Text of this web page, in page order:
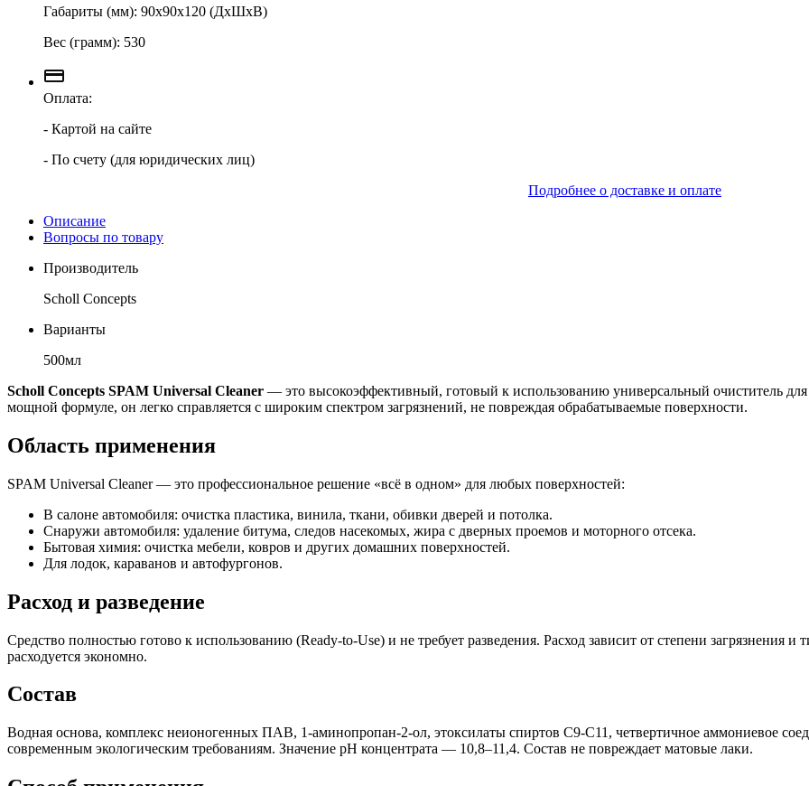
Габариты (мм): 90х90х120 (ДхШхВ)
Вес (грамм): 530
Оплата:
- Картой на сайте
- По счету (для юридических лиц)
Подробнее о доставке и оплате
Описание
Вопросы по товару
Производитель
Scholl Concepts
Варианты
500мл
Scholl Concepts SPAM Universal Cleaner — это высокоэффективный, готовый к использованию универсальный очиститель
мощной формуле, он легко справляется с широким спектром загрязнений, не повреждая обрабатываемые поверхности.
Область применения
SPAM Universal Cleaner — это профессиональное решение «всё в одном» для любых поверхностей:
В салоне автомобиля: очистка пластика, винила, ткани, обивки дверей и потолка.
Снаружи автомобиля: удаление битума, следов насекомых, жира с дверных проемов и моторного отсека.
Бытовая химия: очистка мебели, ковров и других домашних поверхностей.
Для лодок, караванов и автофургонов.
Расход и разведение
Средство полностью готово к использованию (Ready-to-Use) и не требует разведения. Расход зависит от степени загрязнения
расходуется экономно.
Состав
Водная основа, комплекс неионогенных ПАВ, 1-аминопропан-2-ол, этоксилаты спиртов C9-C11, четвертичное аммониевое
современным экологическим требованиям. Значение pH концентрата — 10,8–11,4. Состав не повреждает матовые лаки.